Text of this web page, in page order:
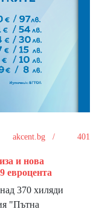
akcent.bg / 401
и нова
евроцента
370 хиляди
"Пътна